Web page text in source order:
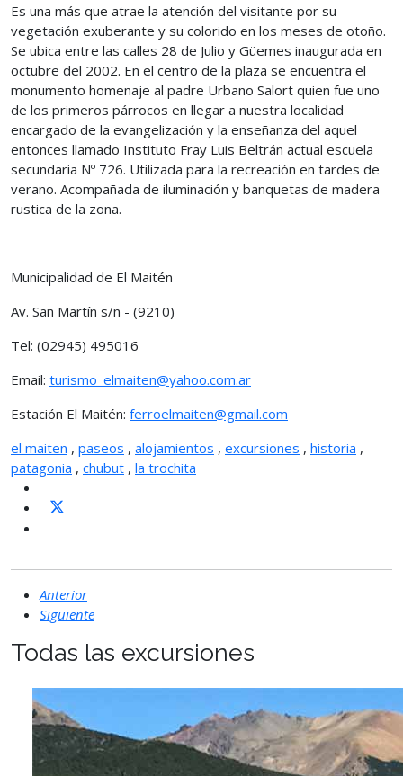
Es una más que atrae la atención del visitante por su
vegetación exuberante y su colorido en los meses de otoño.
Se ubica entre las calles 28 de Julio y Güemes inaugurada en
octubre del 2002. En el centro de la plaza se encuentra el
monumento homenaje al padre Urbano Salort quien fue uno
de los primeros párrocos en llegar a nuestra localidad
encargado de la evangelización y la enseñanza del aquel
entonces llamado Instituto Fray Luis Beltrán actual escuela
secundaria Nº 726. Utilizada para la recreación en tardes de
verano. Acompañada de iluminación y banquetas de madera
rustica de la zona.
Municipalidad de El Maitén
Av. San Martín s/n - (9210)
Tel: (02945) 495016
Email: turismo_elmaiten@yahoo.com.ar
Estación El Maitén: ferroelmaiten@gmail.com
el maiten , paseos , alojamientos , excursiones , historia ,
patagonia , chubut , la trochita
Anterior
Siguiente
Todas las excursiones